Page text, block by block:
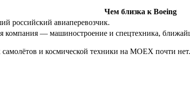
Чем близка к Boeing
российский авиаперевозчик.
компания — машиностроение и спецтехника,
и космической техники на MOEX почти